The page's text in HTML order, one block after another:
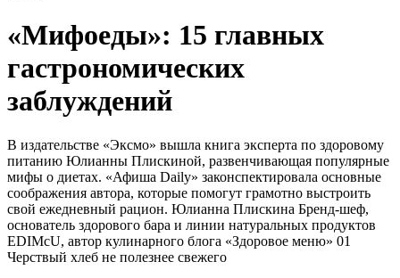
«Мифоеды»: 15 главных
гастрономических
заблуждений
В издательстве «Эксмо» вышла книга эксперта по здоровому
питанию Юлианны Плискиной, развенчивающая популярные
мифы о диетах. «Афиша Daily» законспектировала основные
соображения автора, которые помогут грамотно выстроить
свой ежедневный рацион. Юлианна Плискина Бренд-шеф,
основатель здорового бара и линии натуральных продуктов
EDIMcU, автор кулинарного блога «Здоровое меню» 01
Черствый хлеб не полезнее свежего